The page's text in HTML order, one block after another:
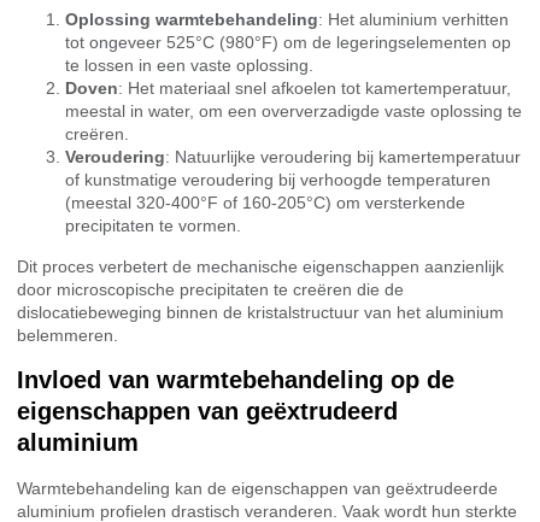
Oplossing warmtebehandeling: Het aluminium verhitten
tot ongeveer 525°C (980°F) om de legeringselementen op
te lossen in een vaste oplossing.
Doven: Het materiaal snel afkoelen tot kamertemperatuur,
meestal in water, om een oververzadigde vaste oplossing te
creëren.
Veroudering: Natuurlijke veroudering bij kamertemperatuur
of kunstmatige veroudering bij verhoogde temperaturen
(meestal 320-400°F of 160-205°C) om versterkende
precipitaten te vormen.
Dit proces verbetert de mechanische eigenschappen aanzienlijk
door microscopische precipitaten te creëren die de
dislocatiebeweging binnen de kristalstructuur van het aluminium
belemmeren.
Invloed van warmtebehandeling op de
eigenschappen van geëxtrudeerd
aluminium
Warmtebehandeling kan de eigenschappen van geëxtrudeerde
aluminium profielen drastisch veranderen. Vaak wordt hun sterkte